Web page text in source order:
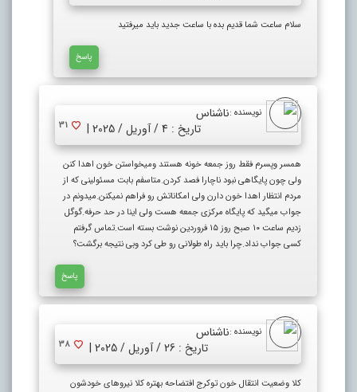
سلام ساعت شما قدیم بده با ساعت جدید باید میرفتید
پاسخ
نویسنده :ناشناس
تاریخ : 4 / آوریل / 2025 |
31
همسر وپسرم فقط روز جمعه خونه هستند ومیخواستن خون اهدا کنن
ولی چون پایگاهی نبود ناچارا فصد کردن.متاسفم بابت مسئولینی که از
مردم انتظار اهدا خون دارن ولی امکاناتش رو فراهم نمیکنن.میدونم در
جواب میگید که پایگاه مرکزی جمعه هست ولی اینا در حد حرفه‌.گوگل
زدیم ساعت ۱۰ صبح روز ۱۵ فروردین نوشت بسته است.تماس گرفتم
کسی جواب نداد.چرا باید راه طولانی رو طی کرد وبی نتیجه برگشت؟
پاسخ
نویسنده :ناشناس
تاریخ : 26 / آوریل / 2025 |
38
کلا وضعیت انتقال خون توکرج افتضاحه بهتره کلا نیروهای خودشون